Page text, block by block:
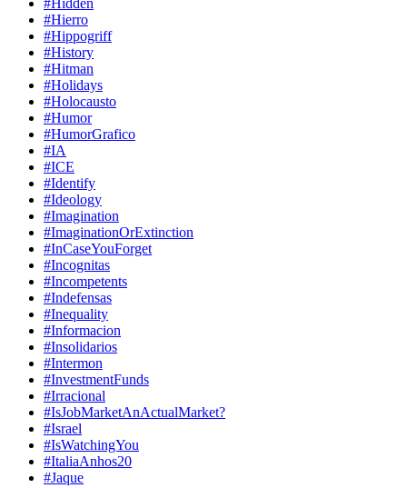
#Hidden
#Hierro
#Hippogriff
#History
#Hitman
#Holidays
#Holocausto
#Humor
#HumorGrafico
#IA
#ICE
#Identify
#Ideology
#Imagination
#ImaginationOrExtinction
#InCaseYouForget
#Incognitas
#Incompetents
#Indefensas
#Inequality
#Informacion
#Insolidarios
#Intermon
#InvestmentFunds
#Irracional
#IsJobMarketAnActualMarket?
#Israel
#IsWatchingYou
#ItaliaAnhos20
#Jaque